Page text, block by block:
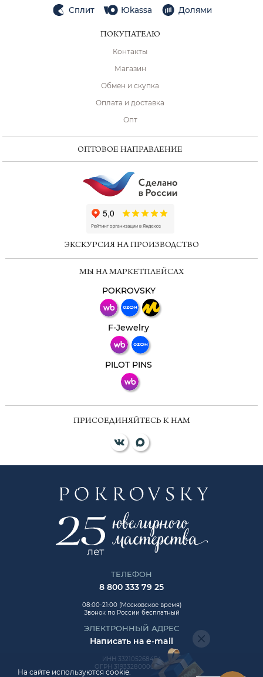
Сплит Юkassa Долями
ПОКУПАТЕЛЮ
Контакты
Магазин
Обмен и скупка
Оплата и доставка
Опт
ОПТОВОЕ НАПРАВЛЕНИЕ
ЭКСКУРСИЯ НА ПРОИЗВОДСТВО
МЫ НА МАРКЕТПЛЕЙСАХ
POKROVSKY
F-Jewelry
PILOT PINS
ПРИСОЕДИНЯЙТЕСЬ К НАМ
ТЕЛЕФОН
8 800 333 79 25
08:00-21:00 (Московское время)
Звонок по России бесплатный
ЭЛЕКТРОННЫЙ АДРЕС
Написать на e-mail
ИНН 332105268454
ОГРН 319332800006992
На сайте используются cookie.